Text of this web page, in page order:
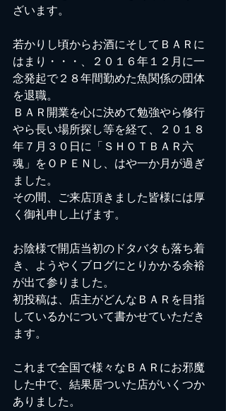
ざいます。
若かりし頃からお酒にそしてＢＡＲに
はまり・・・、２０１６年１２月に一
念発起で２８年間勤めた魚関係の団体
を退職。
ＢＡＲ開業を心に決めて勉強やら修行
やら長い場所探し等を経て、２０１８
年７月３０日に「ＳＨＯＴＢＡＲ六
魂」をＯＰＥＮし、はや一か月が過ぎ
ました。
その間、ご来店頂きました皆様には厚
く御礼申し上げます。
お陰様で開店当初のドタバタも落ち着
き、ようやくブログにとりかかる余裕
が出て参りました。
初投稿は、店主がどんなＢＡＲを目指
しているかについて書かせていただき
ます。
これまで全国で様々なＢＡＲにお邪魔
した中で、結果居ついた店がいくつか
ありました。